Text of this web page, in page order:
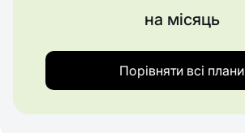
на місяць
Порівняти всі плани